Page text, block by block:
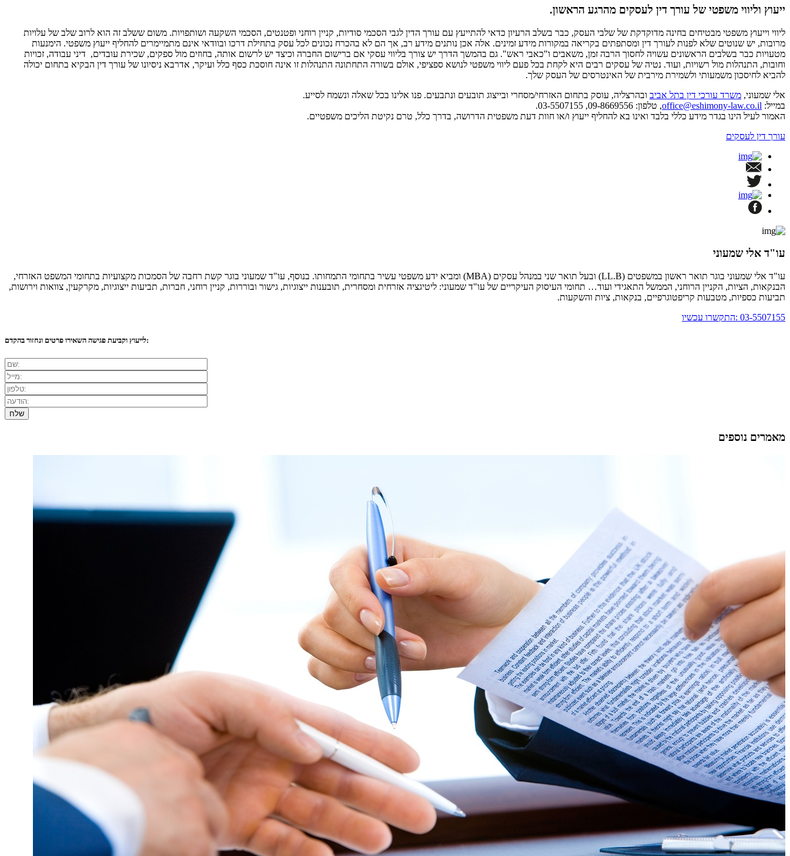
ייעוץ וליווי משפטי של עורך דין לעסקים מהרגע הראשון.
ליווי וייעוץ משפטי מבטיחים בחינה מדוקדקת של שלבי העסק, כבר בשלב הרעיון כדאי להתייעץ עם עורך הדין לגבי הסכמי סודיות, קניין רוחני ופטנטים, הסכמי השקעה ושותפויות. משום ששלב זה הוא לרוב שלב של עלויות
מרובות, יש שנוטים שלא לפנות לעורך דין ומסתפתים בקריאה במקורות מידע זמינים. אלה אכן נותנים מידע רב, אך הם לא בהכרח נכונים לכל עסק בתחילת דרכו ובוודאי אינם מתמיימרים להחליף ייעוץ משפטי. הימנעות
מטעויות כבר בשלבים הראשונים עשויה לחסוך הרבה זמן, משאבים ו"כאבי ראש". גם בהמשך הדרך יש צורך בליווי עסקי אם ברישום החברה וכיצד יש לרשום אותה, בחוזים מול ספקים, שכירת עובדים, דיני עבודה, זכויות
וחובות, התנהלות מול רשויות, ועוד. נטיה של עסקים רבים היא לקחת בכל פעם ליווי משפטי לנושא ספציפי, אולם בשורה התחתונה התנהלות זו אינה חוסכת כסף כלל ועיקר, אדרבא ניסיונו של עורך דין הבקיא בתחום יכולה
להביא לחיסכון משמעותי ולשמירת מירבית של האינטרסים של העסק שלך.
אלי שמעוני, משרד עורכי דין בתל אביב ובהרצליה, עוסק בתחום האזרחי/מסחרי ובייצוג תובעים ונתבעים. פנו אלינו בכל שאלה ונשמח לסייע.
במייל: office@eshimony-law.co.il, טלפון: 09-8669556, 03-5507155.
האמור לעיל הינו בגדר מידע כללי בלבד ואינו בא להחליף ייעוץ ו/או חוות דעת משפטית הדרושה, בדרך כלל, טרם נקיטת הליכים משפטיים.
עורך דין לעסקים
עו"ד אלי שמעוני
עו"ד אלי שמעוני בוגר תואר ראשון במשפטים (LL.B) ובעל תואר שני במנהל עסקים (MBA) ומביא ידע משפטי עשיר בתחומי התמחותו. בנוסף, עו"ד שמעוני בוגר קשת רחבה של הסמכות מקצועיות בתחומי המשפט האזרחי,
הבנקאות, הציות, הקניין הרוחני, הממשל התאגידי ועוד… תחומי העיסוק העיקריים של עו"ד שמעוני: ליטיגציה אזרחית ומסחרית, תובענות ייצוגיות, גישור ובוררות, קניין רוחני, חברות, תביעות ייצוגיות, מקרקעין, צוואות וירושות,
תביעות כספיות, מטבעות קריפטוגרפיים, בנקאות, ציות והשקעות.
03-5507155 :התקשרו עכשיו
לייעוץ וקביעת פגישה השאירו פרטים ונחזור בהקדם:
מאמרים נוספים